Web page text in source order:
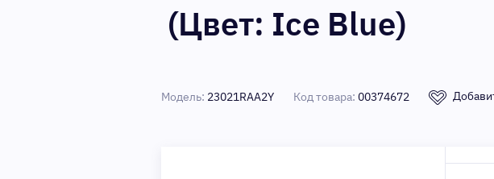
(Цвет: Ice Blue)
Модель: 23021RAA2Y Код товара: 00374672